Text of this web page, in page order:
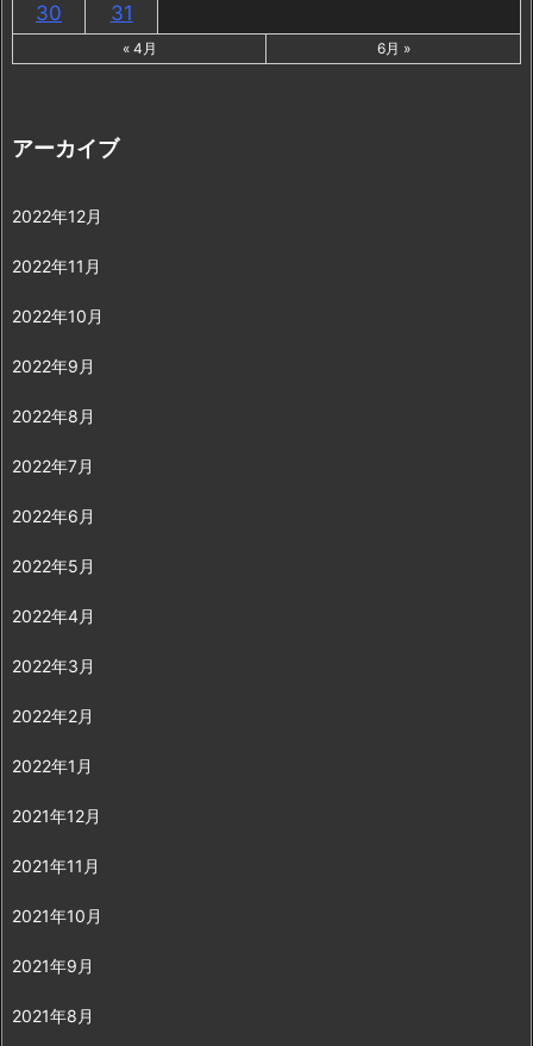
30
31
« 4月 6月 »
アーカイブ
2022年12月
2022年11月
2022年10月
2022年9月
2022年8月
2022年7月
2022年6月
2022年5月
2022年4月
2022年3月
2022年2月
2022年1月
2021年12月
2021年11月
2021年10月
2021年9月
2021年8月